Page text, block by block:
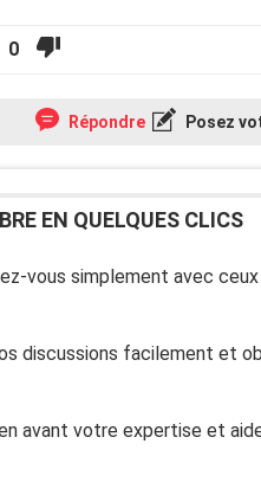
0
Répondre Posez
EN QUELQUES CLICS
vous simplement avec
discussions facilement et
avant votre expertise et